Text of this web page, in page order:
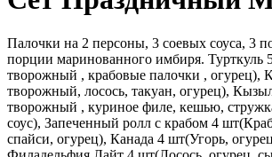
Палочки на 2 персоны, 3 соевых соуса, 3
порции маринованного имбиря.
творожный , крабовые палочки , огурец),
творожный, лосось, такуан, огурец),
творожный , куриное филе, кешью,
соус), Запеченный ролл с крабом 4
спайси, огурец), Канада 4 шт(Угорь,